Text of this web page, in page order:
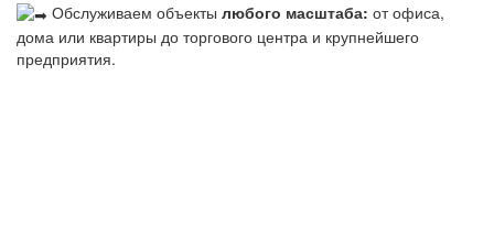
Обслуживаем объекты любого масштаба: от офиса,
дома или квартиры до торгового центра и крупнейшего
предприятия.